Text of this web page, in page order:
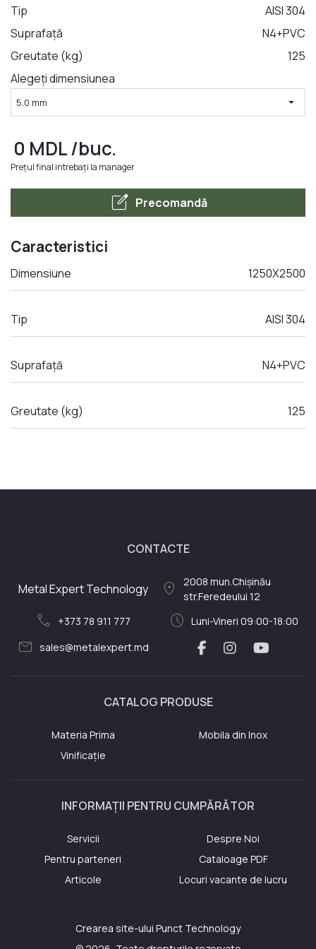
LA COMANDA
Tip
AISI 304
Suprafață
N4+PVC
Greutate (kg)
125
Alegeți dimensiunea
5.0 mm arrow_drop_down
0 MDL/buc.
Prețul final intrebați la manager
edit_square Precomandă
Caracteristici
Dimensiune 1250Х2500
Tip AISI 304
Suprafață N4+PVC
Greutate (kg) 125
CONTACTE
Metal Expert Technology location_on 2008 mun.Chișinău
str.Feredeului 12
call +373 78 911 777 schedule Luni-Vineri 09:00-18:00
mail sales@metalexpert.md
CATALOG PRODUSE
Materia Prima
Mobila din Inox
Vinificație
INFORMAȚII PENTRU CUMPĂRĂTOR
Servicii
Despre Noi
Pentru parteneri
Cataloage PDF
Articole
Locuri vacante de lucru
Crearea site-ului Punct Technology